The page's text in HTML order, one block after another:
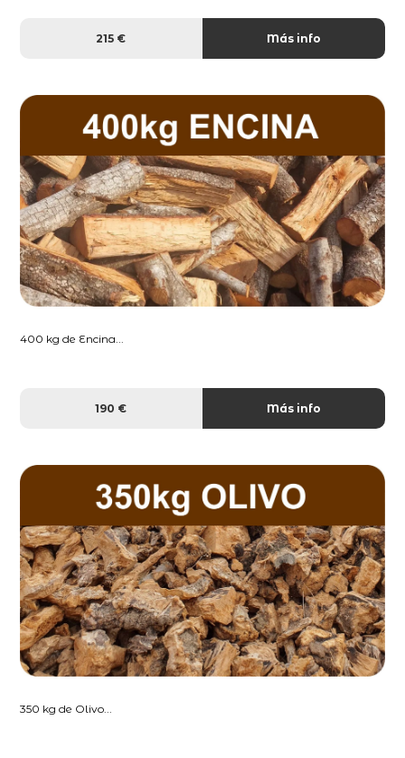
215 € Más info
400 kg de Encina...
190 € Más info
350 kg de Olivo...